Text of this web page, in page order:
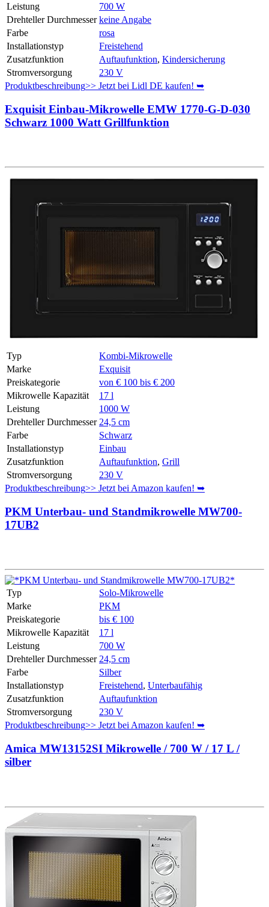
Leistung
700 W
Drehteller Durchmesser keine Angabe
Farbe
rosa
Installationstyp
Freistehend
Zusatzfunktion
Auftaufunktion, Kindersicherung
Stromversorgung
230 V
Produktbeschreibung>> Jetzt bei Lidl DE kaufen! ➥
Exquisit Einbau-Mikrowelle EMW 1770-G-D-030
Schwarz 1000 Watt Grillfunktion
Typ
Kombi-Mikrowelle
Marke
Exquisit
Preiskategorie
von € 100 bis € 200
Mikrowelle Kapazität
17 l
Leistung
1000 W
Drehteller Durchmesser 24,5 cm
Farbe
Schwarz
Installationstyp
Einbau
Zusatzfunktion
Auftaufunktion, Grill
Stromversorgung
230 V
Produktbeschreibung>> Jetzt bei Amazon kaufen! ➥
PKM Unterbau- und Standmikrowelle MW700-
17UB2
Typ
Solo-Mikrowelle
Marke
PKM
Preiskategorie
bis € 100
Mikrowelle Kapazität
17 l
Leistung
700 W
Drehteller Durchmesser 24,5 cm
Farbe
Silber
Installationstyp
Freistehend, Unterbaufähig
Zusatzfunktion
Auftaufunktion
Stromversorgung
230 V
Produktbeschreibung>> Jetzt bei Amazon kaufen! ➥
Amica MW13152SI Mikrowelle / 700 W / 17 L /
silber